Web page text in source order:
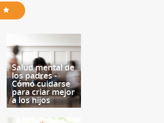
Salud mental de
los padres -
Cómo cuidarse
para criar mejor
a los hijos